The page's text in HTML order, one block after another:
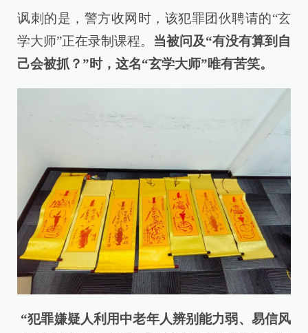
讽刺的是，警方收网时，该犯罪团伙聘请的“玄
学大师”正在录制课程。 当被问及“有没有算到自
己会被抓？”时，这名“玄学大师”唯有苦笑。
“犯罪嫌疑人利用中老年人辨别能力弱、易信风